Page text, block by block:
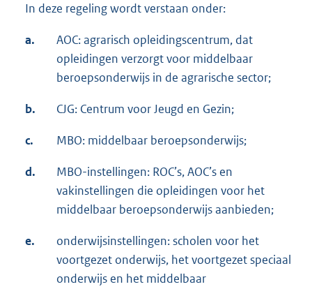
In deze regeling wordt verstaan onder:
a.
AOC: agrarisch opleidingscentrum, dat
opleidingen verzorgt voor middelbaar
beroepsonderwijs in de agrarische sector;
b. CJG: Centrum voor Jeugd en Gezin;
c. MBO: middelbaar beroepsonderwijs;
d.
MBO-instellingen: ROC’s, AOC’s en
vakinstellingen die opleidingen voor het
middelbaar beroepsonderwijs aanbieden;
e.
onderwijsinstellingen: scholen voor het
voortgezet onderwijs, het voortgezet speciaal
onderwijs en het middelbaar